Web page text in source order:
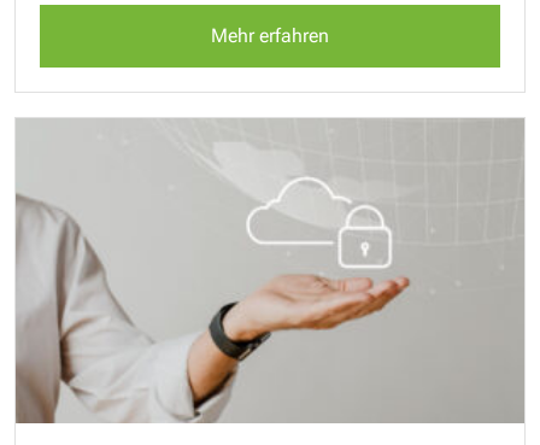
Mehr erfahren